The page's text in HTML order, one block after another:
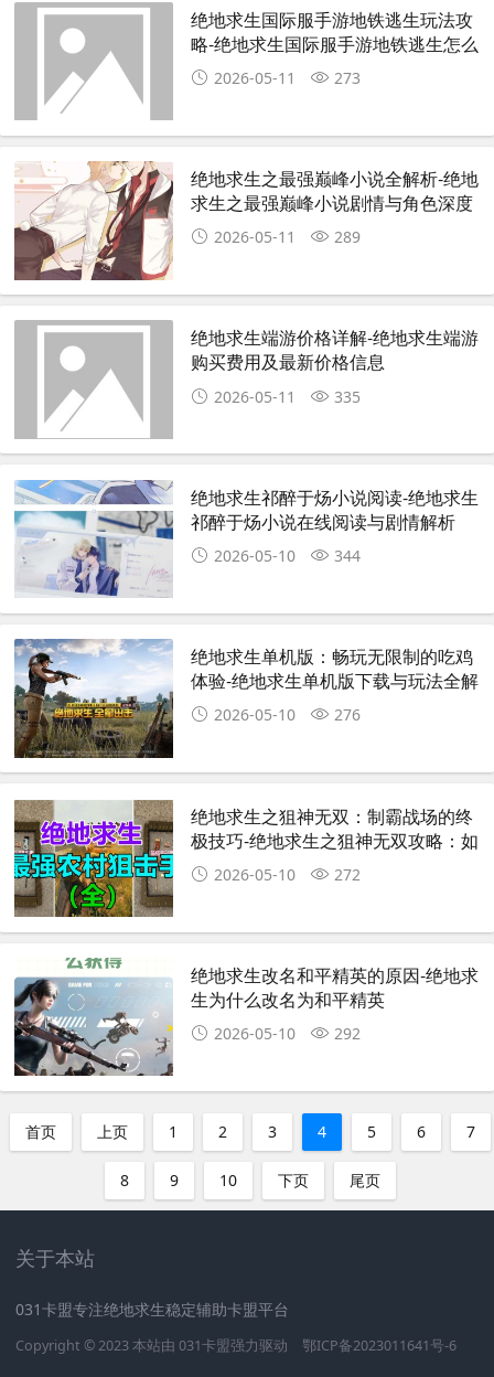
绝地求生国际服手游地铁逃生玩法攻
略-绝地求生国际服手游地铁逃生怎么
玩 2026-05-11 273
绝地求生之最强巅峰小说全解析-绝地
求生之最强巅峰小说剧情与角色深度
分析2026-05-11 289
绝地求生端游价格详解-绝地求生端游
购买费用及最新价格信息
2026-05-11 335
绝地求生祁醉于炀小说阅读-绝地求生
祁醉于炀小说在线阅读与剧情解析
2026-05-10 344
绝地求生单机版：畅玩无限制的吃鸡
体验-绝地求生单机版下载与玩法全解
析 2026-05-10 276
绝地求生之狙神无双：制霸战场的终
极技巧-绝地求生之狙神无双攻略：如
何成为顶尖狙击手
2026-05-10 272
绝地求生改名和平精英的原因-绝地求
生为什么改名为和平精英
2026-05-10 292
首页 上页 1 2 3 4 5 6 7
8 9 10 下页 尾页
关于本站
031卡盟专注绝地求生稳定辅助卡盟平台
Copyright © 2023 本站由 031卡盟强力驱动 鄂ICP备2023011641号-6